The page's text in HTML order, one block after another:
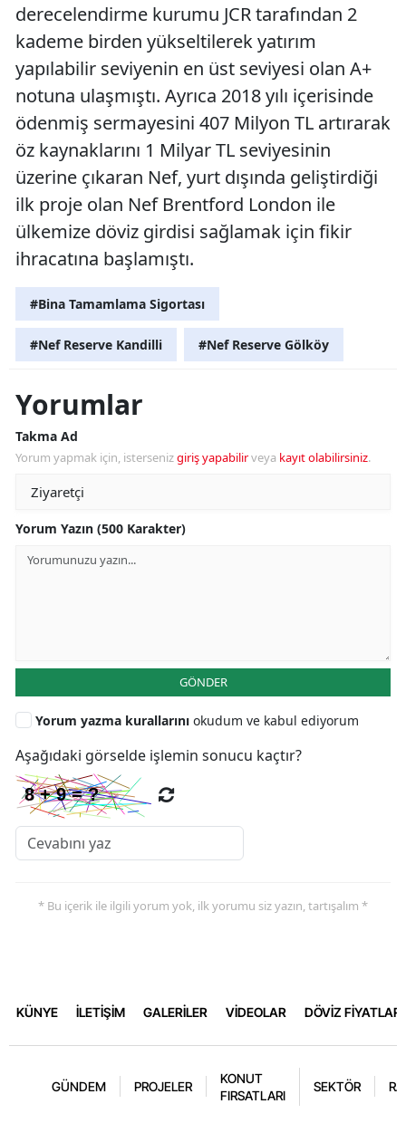
derecelendirme kurumu JCR tarafından 2
kademe birden yükseltilerek yatırım
yapılabilir seviyenin en üst seviyesi olan A+
notuna ulaşmıştı. Ayrıca 2018 yılı içerisinde
ödenmiş sermayesini 407 Milyon TL artırarak
öz kaynaklarını 1 Milyar TL seviyesinin
üzerine çıkaran Nef, yurt dışında geliştirdiği
ilk proje olan Nef Brentford London ile
ülkemize döviz girdisi sağlamak için fikir
ihracatına başlamıştı.
#Bina Tamamlama Sigortası
#Nef Reserve Kandilli #Nef Reserve Gölköy
Yorumlar
Takma Ad
Yorum yapmak için, istersenizgiriş yapabilirveya kayıt olabilirsiniz.
Yorum Yazın (500 Karakter)
GÖNDER
Yorum yazma kurallarını okudum ve kabul ediyorum
Aşağıdaki görselde işlemin sonucu kaçtır?
* Bu içerik ile ilgili yorum yok, ilk yorumu siz yazın, tartışalım *
KÜNYE İLETİŞİM GALERİLER VİDEOLAR DÖVİZ FİYATLARI
GÜNDEM PROJELER
KONUT
FIRSATLARI
SEKTÖR